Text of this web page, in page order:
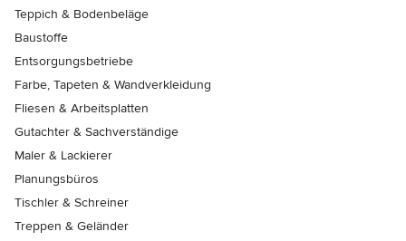
Teppich & Bodenbeläge
Baustoffe
Entsorgungsbetriebe
Farbe, Tapeten & Wandverkleidung
Fliesen & Arbeitsplatten
Gutachter & Sachverständige
Maler & Lackierer
Planungsbüros
Tischler & Schreiner
Treppen & Geländer